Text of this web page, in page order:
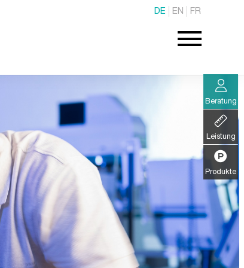
DE EN FR
Beratung
Leistung
Produkte